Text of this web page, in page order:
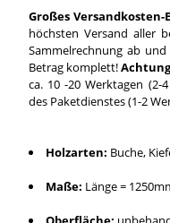
Großes Versandkosten-
höchsten Versand aller
Sammelrechnung ab
Betrag komplett!
ca. 10 -20 Werktagen (2-
des Paketdienstes (1-2
Holzarten: Buche,
Maße: Länge =